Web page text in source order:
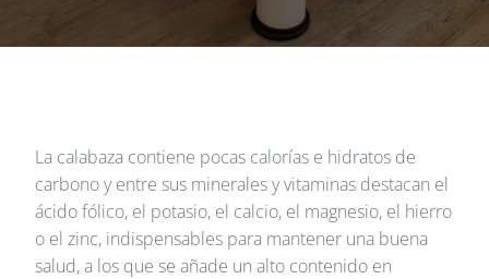
La calabaza contiene pocas calorías e hidratos de
carbono y entre sus minerales y vitaminas destacan el
ácido fólico, el potasio, el calcio, el magnesio, el hierro
o el zinc, indispensables para mantener una buena
salud, a los que se añade un alto contenido en